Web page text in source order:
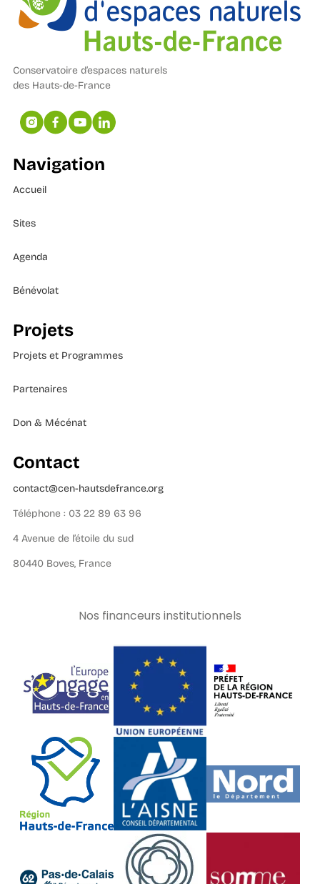
Conservatoire d’espaces naturels
des Hauts-de-France
Navigation
Accueil
Sites
Agenda
Bénévolat
Projets
Projets et Programmes
Partenaires
Don & Mécénat
Contact
contact@cen-hautsdefrance.org
Téléphone : 03 22 89 63 96
4 Avenue de l’étoile du sud
80440 Boves, France
Nos financeurs institutionnels